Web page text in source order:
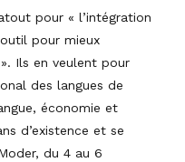
pour « l’intégration
pour mieux
Ils en veulent pour
des langues de
économie et
d’existence et se
du 4 au 6